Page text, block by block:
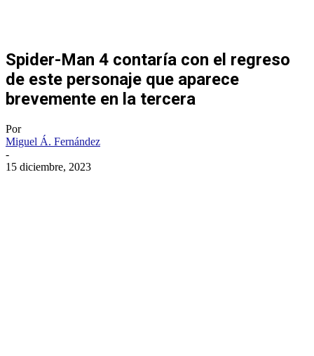
Spider-Man 4 contaría con el regreso
de este personaje que aparece
brevemente en la tercera
Por
Miguel Á. Fernández
-
15 diciembre, 2023